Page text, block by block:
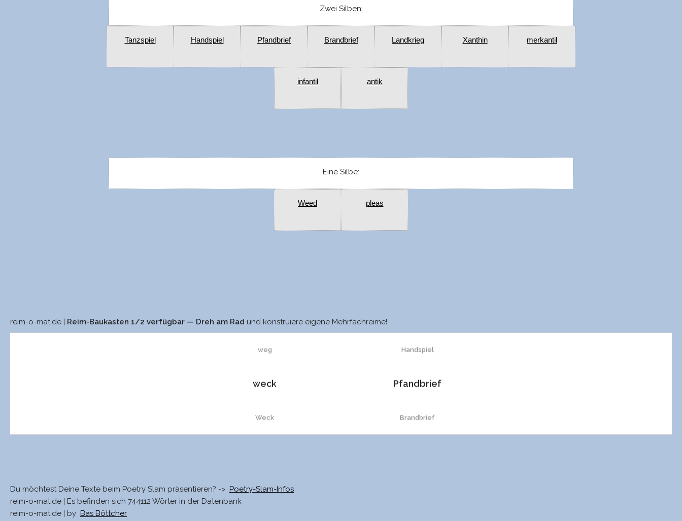
Zwei Silben:
Tanzspiel Handspiel Pfandbrief Brandbrief Landkrieg Xanthin merkantil
infantil antik
Eine Silbe:
Weed pleas
reim-o-mat.de | Reim-Baukasten 1/2 verfügbar — Dreh am Rad und konstruiere eigene Mehrfachreime!
weg
weck
Weck
Check
Handspiel
Pfandbrief
Brandbrief
Du möchtest Deine Texte beim Poetry Slam präsentieren? -> Poetry-Slam-Infos
reim-o-mat.de | Es befinden sich 744112 Wörter in der Datenbank
reim-o-mat.de | by Bas Böttcher